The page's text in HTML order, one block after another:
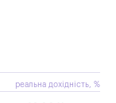
реальна дохідність, %